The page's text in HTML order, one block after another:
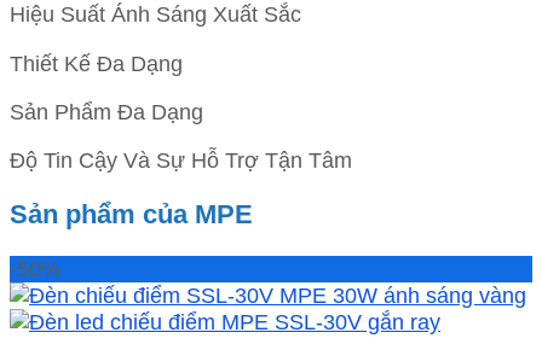
Hiệu Suất Ánh Sáng Xuất Sắc
Thiết Kế Đa Dạng
Sản Phẩm Đa Dạng
Độ Tin Cậy Và Sự Hỗ Trợ Tận Tâm
Sản phẩm của MPE
-50%